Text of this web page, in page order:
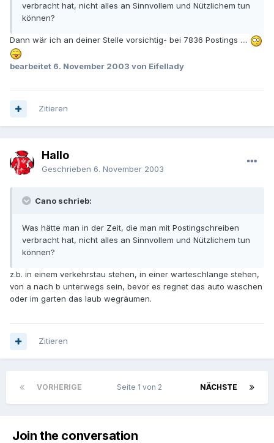
verbracht hat, nicht alles an Sinnvollem und Nützlichem tun
können?
Dann wär ich an deiner Stelle vorsichtig- bei 7836 Postings ....
bearbeitet 6. November 2003 von Eifellady
Zitieren
Hallo
Geschrieben 6. November 2003
Cano schrieb:
Was hätte man in der Zeit, die man mit Postingschreiben
verbracht hat, nicht alles an Sinnvollem und Nützlichem tun
können?
z.b. in einem verkehrstau stehen, in einer warteschlange stehen,
von a nach b unterwegs sein, bevor es regnet das auto waschen
oder im garten das laub wegräumen.
Zitieren
VORHERIGE NÄCHSTE
Seite 1 von 2
Join the conversation